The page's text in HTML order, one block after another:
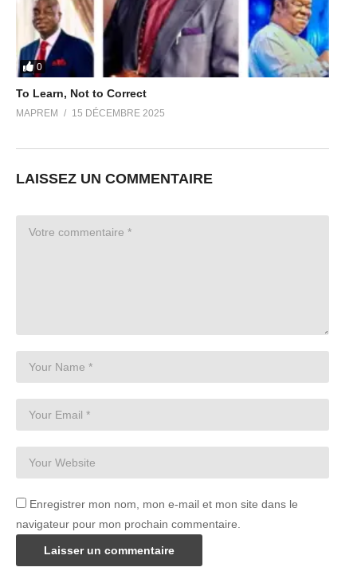
0
To Learn, Not to Correct
MAPREM 15 DÉCEMBRE 2025
LAISSEZ UN COMMENTAIRE
Enregistrer mon nom, mon e-mail et mon site dans le
navigateur pour mon prochain commentaire.